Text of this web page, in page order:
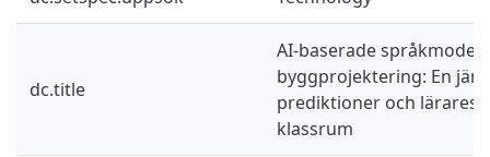
dc.title
AI-baserade
byggprojektering: En
prediktioner och lärares
klassrum